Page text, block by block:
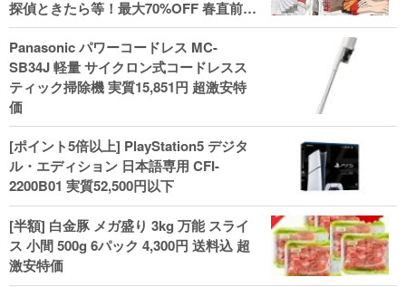
探偵ときたら等！最大70%OFF 春直前大
セール開始、実用本・小説などがセー
ル！
Panasonic パワーコードレス MC-
SB34J 軽量 サイクロン式コードレスス
ティック掃除機 実質15,851円 超激安特
価
[ポイント5倍以上] PlayStation5 デジタ
ル・エディション 日本語専用 CFI-
2200B01 実質52,500円以下
[半額] 白金豚 メガ盛り 3kg 万能 スライ
ス 小間 500g 6パック 4,300円 送料込 超
激安特価